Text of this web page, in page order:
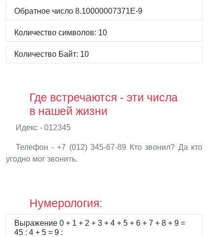
Обратное число 8.10000007371E-9
Количество символов: 10
Количество Байт: 10
Где встречаются - эти числа
в нашей жизни
Идекс - 012345
Телефон - +7 (012) 345-67-89 Кто звонил? Да кто
угодно мог звонить.
Нумерология:
Выражение 0 + 1 + 2 + 3 + 4 + 5 + 6 + 7 + 8 + 9 =
45 : 4 + 5 = 9 :